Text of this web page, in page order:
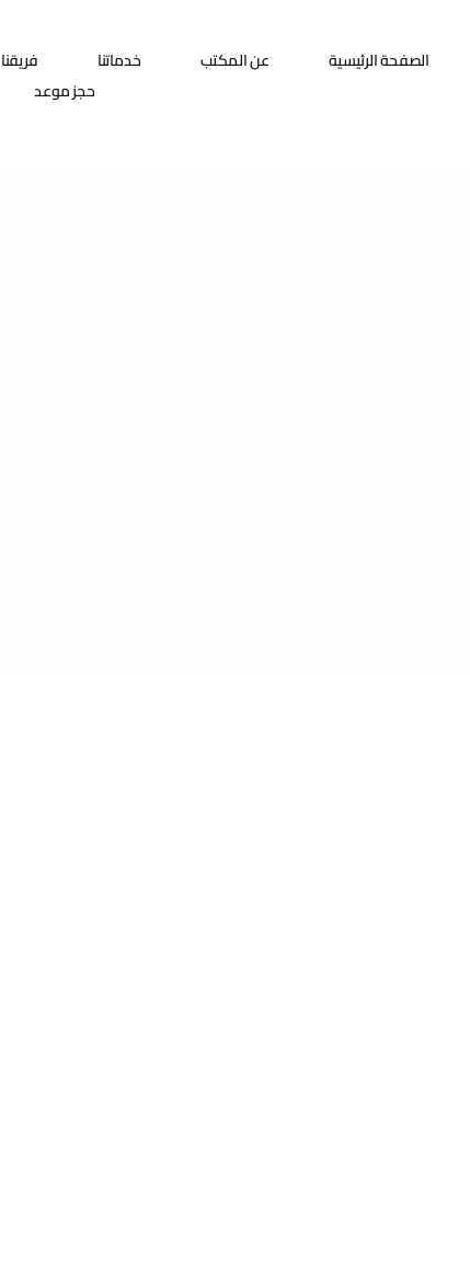
الصفحة الرئيسية عن المكتب خدماتنا فريقنا
حجز موعد